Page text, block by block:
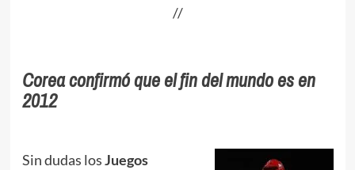
//
Corea confirmó que el fin del mundo es en
2012
Sin dudas losJuegos